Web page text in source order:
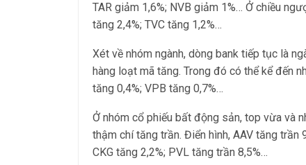
TAR giảm 1,6%; NVB giảm 1%… Ở chiều
tăng 2,4%; TVC tăng 1,2%…
Xét về nhóm ngành, dòng bank tiếp tục là
hàng loạt mã tăng. Trong đó có thể kể đến
tăng 0,4%; VPB tăng 0,7%…
Ở nhóm cổ phiếu bất động sản, top vừa và
thậm chí tăng trần. Điển hình, AAV tăng trần
CKG tăng 2,2%; PVL tăng trần 8,5%…